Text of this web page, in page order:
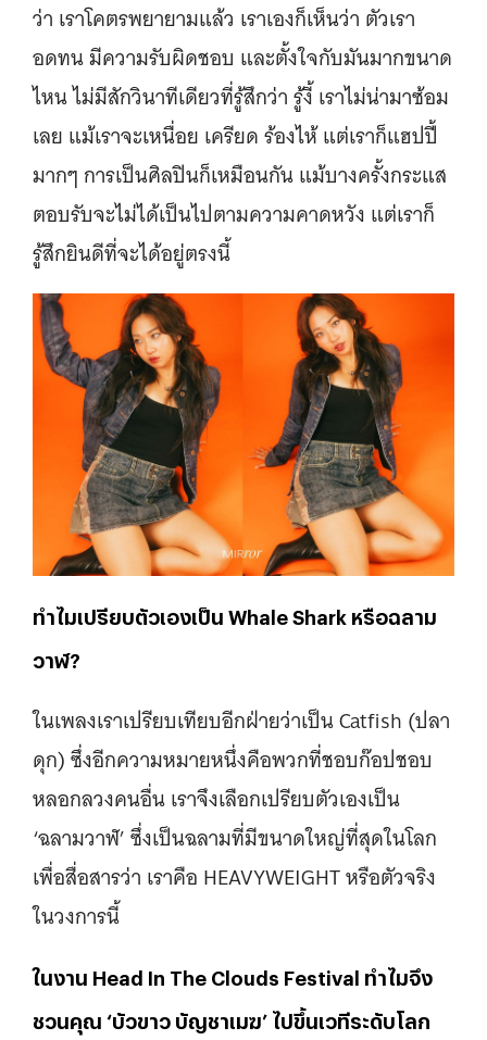
ว่า เราโคตรพยายามแล้ว เราเองก็เห็นว่า ตัวเรา
อดทน มีความรับผิดชอบ และตั้งใจกับมันมากขนาด
ไหน ไม่มีสักวินาทีเดียวที่รู้สึกว่า รู้งี้ เราไม่น่ามาซ้อม
เลย แม้เราจะเหนื่อย เครียด ร้องไห้ แต่เราก็แฮปปี้
มากๆ การเป็นศิลปินก็เหมือนกัน แม้บางครั้งกระแส
ตอบรับจะไม่ได้เป็นไปตามความคาดหวัง แต่เราก็
รู้สึกยินดีที่จะได้อยู่ตรงนี้
ทำไมเปรียบตัวเองเป็น Whale Shark หรือฉลาม
วาฬ?
ในเพลงเราเปรียบเทียบอีกฝ่ายว่าเป็น Catfish (ปลา
ดุก) ซึ่งอีกความหมายหนึ่งคือพวกที่ชอบก๊อปชอบ
หลอกลวงคนอื่น เราจึงเลือกเปรียบตัวเองเป็น
‘ฉลามวาฬ’ ซึ่งเป็นฉลามที่มีขนาดใหญ่ที่สุดในโลก
เพื่อสื่อสารว่า เราคือ HEAVYWEIGHT หรือตัวจริง
ในวงการนี้
ในงาน Head In The Clouds Festival ทำไมจึง
ชวนคุณ ‘บัวขาว บัญชาเมฆ’ ไปขึ้นเวทีระดับโลก